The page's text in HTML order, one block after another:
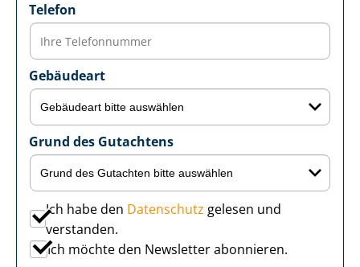
Telefon
Gebäudeart
Grund des Gutachtens
Ich habe den Datenschutz gelesen und
verstanden.
Ich möchte den Newsletter abonnieren.